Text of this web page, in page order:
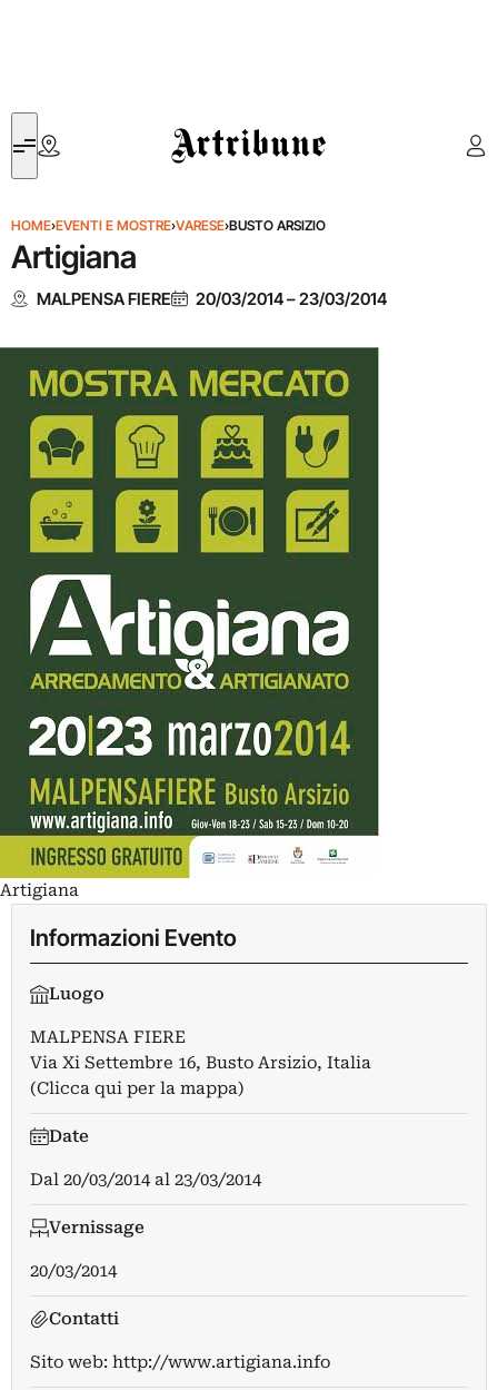
Artribune
HOME›EVENTI E MOSTRE›VARESE›BUSTO ARSIZIO
Artigiana
MALPENSA FIERE 20/03/2014–23/03/2014
Artigiana
Informazioni Evento
Luogo
MALPENSA FIERE
Via Xi Settembre 16, Busto Arsizio, Italia
(Clicca qui per la mappa)
Date
Dal 20/03/2014al 23/03/2014
Vernissage
20/03/2014
Contatti
Sito web: http://www.artigiana.info